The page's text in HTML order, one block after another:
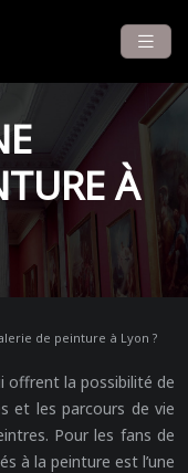
À
de peinture à Lyon ?
offrent la possibilité de
et les parcours de vie
Pour les fans de
à la peinture est l’une